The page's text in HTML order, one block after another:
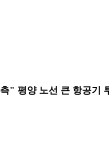
" 평양 노선 큰 항공기